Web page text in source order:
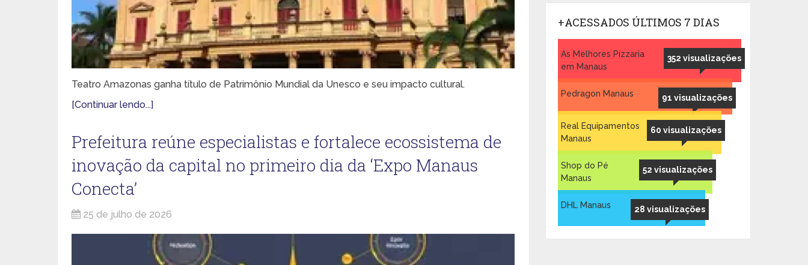
Teatro Amazonas ganha título de Patrimônio Mundial da Unesco e seu impacto cultural.
[Continuar lendo...]
Prefeitura reúne especialistas e fortalece ecossistema de
inovação da capital no primeiro dia da ‘Expo Manaus
Conecta’
25 de julho de 2026
+ACESSADOS ÚLTIMOS 7 DIAS
352 visualizações
As Melhores Pizzaria
em Manaus
91 visualizações
Pedragon Manaus
60 visualizações
Real Equipamentos
Manaus
52 visualizações
Shop do Pé
Manaus
28 visualizações
DHL Manaus